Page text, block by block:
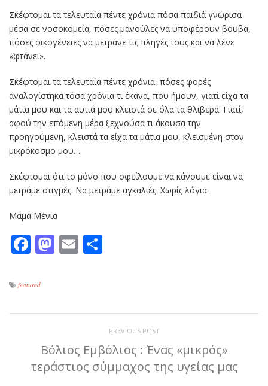
Σκέφτομαι τα τελευταία πέντε χρόνια πόσα παιδιά γνώρισα
μέσα σε νοσοκομεία, πόσες μανούλες να υποφέρουν βουβά,
πόσες οικογένειες να μετράνε τις πληγές τους και να λένε
«φτάνει».
Σκέφτομαι τα τελευταία πέντε χρόνια, πόσες φορές
αναλογίστηκα τόσα χρόνια τι έκανα, που ήμουν, γιατί είχα τα
μάτια μου και τα αυτιά μου κλειστά σε όλα τα θλιβερά. Γιατί,
αφού την επόμενη μέρα ξεχνούσα τι άκουσα την
προηγούμενη, κλειστά τα είχα τα μάτια μου, κλεισμένη στον
μικρόκοσμο μου…
Σκέφτομαι ότι το μόνο που οφείλουμε να κάνουμε είναι να
μετράμε στιγμές. Να μετράμε αγκαλιές. Χωρίς λόγια.
Μαμά Μένια
Facebook
Mastodon
Email
featured
PREVIOUS POST
Βόλιος Εμβόλιος : Ένας «μικρός»
τεράστιος σύμμαχος της υγείας μας